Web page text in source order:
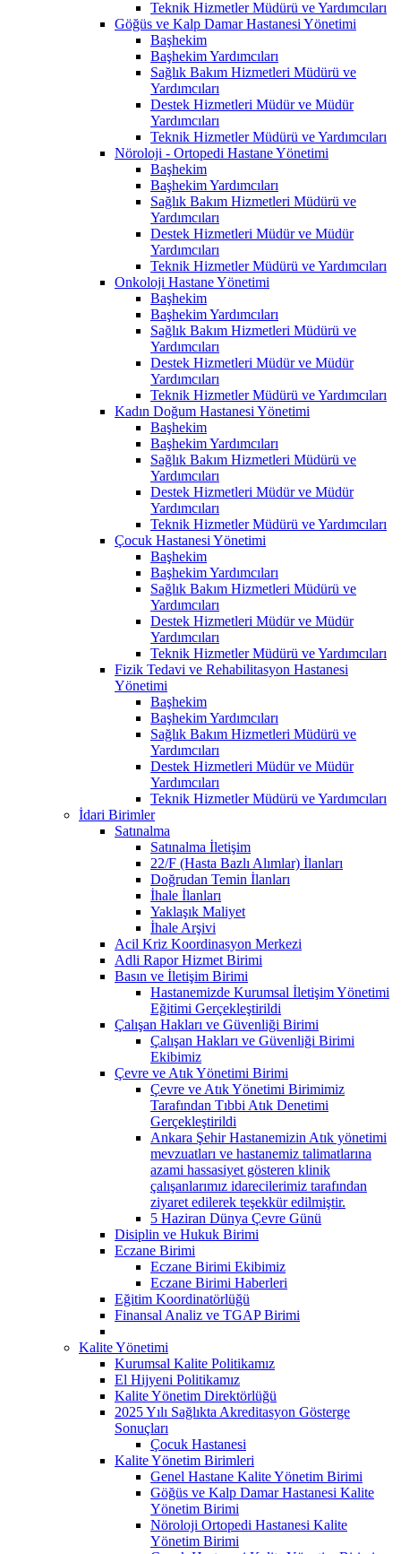
Teknik Hizmetler Müdürü ve Yardımcıları
Göğüs ve Kalp Damar Hastanesi Yönetimi
Başhekim
Başhekim Yardımcıları
Sağlık Bakım Hizmetleri Müdürü ve
Yardımcıları
Destek Hizmetleri Müdür ve Müdür
Yardımcıları
Teknik Hizmetler Müdürü ve Yardımcıları
Nöroloji - Ortopedi Hastane Yönetimi
Başhekim
Başhekim Yardımcıları
Sağlık Bakım Hizmetleri Müdürü ve
Yardımcıları
Destek Hizmetleri Müdür ve Müdür
Yardımcıları
Teknik Hizmetler Müdürü ve Yardımcıları
Onkoloji Hastane Yönetimi
Başhekim
Başhekim Yardımcıları
Sağlık Bakım Hizmetleri Müdürü ve
Yardımcıları
Destek Hizmetleri Müdür ve Müdür
Yardımcıları
Teknik Hizmetler Müdürü ve Yardımcıları
Kadın Doğum Hastanesi Yönetimi
Başhekim
Başhekim Yardımcıları
Sağlık Bakım Hizmetleri Müdürü ve
Yardımcıları
Destek Hizmetleri Müdür ve Müdür
Yardımcıları
Teknik Hizmetler Müdürü ve Yardımcıları
Çocuk Hastanesi Yönetimi
Başhekim
Başhekim Yardımcıları
Sağlık Bakım Hizmetleri Müdürü ve
Yardımcıları
Destek Hizmetleri Müdür ve Müdür
Yardımcıları
Teknik Hizmetler Müdürü ve Yardımcıları
Fizik Tedavi ve Rehabilitasyon Hastanesi
Yönetimi
Başhekim
Başhekim Yardımcıları
Sağlık Bakım Hizmetleri Müdürü ve
Yardımcıları
Destek Hizmetleri Müdür ve Müdür
Yardımcıları
Teknik Hizmetler Müdürü ve Yardımcıları
İdari Birimler
Satınalma
Satınalma İletişim
22/F (Hasta Bazlı Alımlar) İlanları
Doğrudan Temin İlanları
İhale İlanları
Yaklaşık Maliyet
İhale Arşivi
Acil Kriz Koordinasyon Merkezi
Adli Rapor Hizmet Birimi
Basın ve İletişim Birimi
Hastanemizde Kurumsal İletişim Yönetimi
Eğitimi Gerçekleştirildi
Çalışan Hakları ve Güvenliği Birimi
Çalışan Hakları ve Güvenliği Birimi
Ekibimiz
Çevre ve Atık Yönetimi Birimi
Çevre ve Atık Yönetimi Birimimiz
Tarafından Tıbbi Atık Denetimi
Gerçekleştirildi
Ankara Şehir Hastanemizin Atık yönetimi
mevzuatları ve hastanemiz talimatlarına
azami hassasiyet gösteren klinik
çalışanlarımız idarecilerimiz tarafından
ziyaret edilerek teşekkür edilmiştir.
5 Haziran Dünya Çevre Günü
Disiplin ve Hukuk Birimi
Eczane Birimi
Eczane Birimi Ekibimiz
Eczane Birimi Haberleri
Eğitim Koordinatörlüğü
Finansal Analiz ve TGAP Birimi
Kalite Yönetimi
Kurumsal Kalite Politikamız
El Hijyeni Politikamız
Kalite Yönetim Direktörlüğü
2025 Yılı Sağlıkta Akreditasyon Gösterge
Sonuçları
Çocuk Hastanesi
Kalite Yönetim Birimleri
Genel Hastane Kalite Yönetim Birimi
Göğüs ve Kalp Damar Hastanesi Kalite
Yönetim Birimi
Nöroloji Ortopedi Hastanesi Kalite
Yönetim Birimi